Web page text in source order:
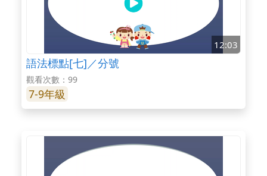
12:03
語法標點[七]／分號
觀看次數：99
7-9年級